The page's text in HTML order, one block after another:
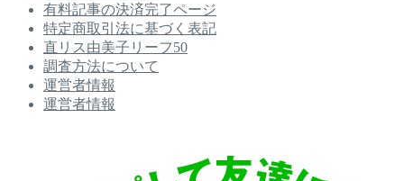
有料記事の決済完了ページ
特定商取引法に基づく表記
直リス由美子リーフ50
調査方法について
運営者情報
運営者情報